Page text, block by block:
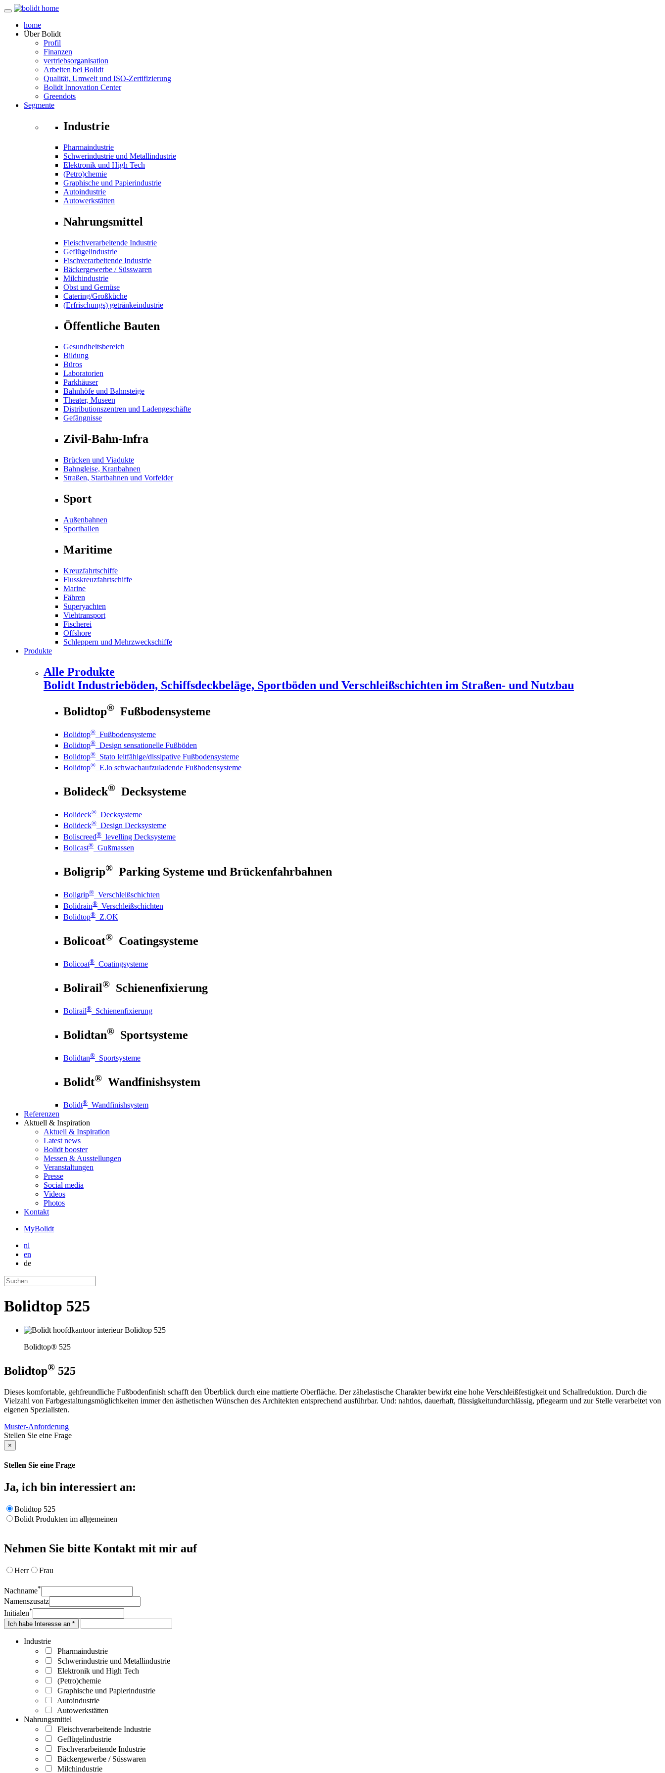
home
ÜberBolidt
Profil
Finanzen
vertriebsorganisation
Arbeiten bei Bolidt
Qualität, Umwelt und ISO-Zertifizierung
Bolidt Innovation Center
Greendots
Segmente
Industrie
Pharmaindustrie
Schwerindustrie und Metallindustrie
Elektronik und High Tech
(Petro)chemie
Graphische und Papierindustrie
Autoindustrie
Autowerkstätten
Nahrungsmittel
Fleischverarbeitende Industrie
Geflügelindustrie
Fischverarbeitende Industrie
Bäckergewerbe / Süsswaren
Milchindustrie
Obst und Gemüse
Catering/Großküche
(Erfrischungs) getränkeindustrie
Öffentliche Bauten
Gesundheitsbereich
Bildung
Büros
Laboratorien
Parkhäuser
Bahnhöfe und Bahnsteige
Theater, Museen
Distributionszentren und Ladengeschäfte
Gefängnisse
Zivil-Bahn-Infra
Brücken und Viadukte
Bahngleise, Kranbahnen
Straßen, Startbahnen und Vorfelder
Sport
Außenbahnen
Sporthallen
Maritime
Kreuzfahrtschiffe
Flusskreuzfahrtschiffe
Marine
Fähren
Superyachten
Viehtransport
Fischerei
Offshore
Schleppern und Mehrzweckschiffe
Produkte
Alle Produkte
Bolidt Industrieböden, Schiffsdeckbeläge, Sportböden und Verschleißschichten im Straßen- und Nutzbau
Bolidtop® Fußbodensysteme
Bolidtop® Fußbodensysteme
Bolidtop® Design sensationelle Fußböden
Bolidtop® Stato leitfähige/dissipative Fußbodensysteme
Bolidtop® E.lo schwachaufzuladende Fußbodensysteme
Bolideck® Decksysteme
Bolideck® Decksysteme
Bolideck® Design Decksysteme
Boliscreed® levelling Decksysteme
Bolicast® Gußmassen
Boligrip® Parking Systeme und Brückenfahrbahnen
Boligrip® Verschleißschichten
Bolidrain® Verschleißschichten
Bolidtop® Z.OK
Bolicoat® Coatingsysteme
Bolicoat® Coatingsysteme
Bolirail® Schienenfixierung
Bolirail® Schienenfixierung
Bolidtan® Sportsysteme
Bolidtan® Sportsysteme
Bolidt® Wandfinishsystem
Bolidt® Wandfinishsystem
Referenzen
Aktuell & Inspiration
Aktuell & Inspiration
Latest news
Bolidt booster
Messen & Ausstellungen
Veranstaltungen
Presse
Social media
Videos
Photos
Kontakt
MyBolidt
nl
en
de
Bolidtop 525
Bolidtop® 525
Bolidtop® 525
Dieses komfortable, gehfreundliche Fußbodenfinish schafft den Überblick durch eine mattierte Oberfläche. Der zähelastische Charakter bewirkt eine hohe Verschleißfestigkeit und Schallreduktion. Durch die
Vielzahl von Farbgestaltungsmöglichkeiten immer den ästhetischen Wünschen des Architekten entsprechend ausführbar. Und: nahtlos, dauerhaft, flüssigkeitundurchlässig, pflegearm und zur Stelle verarbeitet von
eigenen Spezialisten.
Muster-Anforderung
Stellen Sie eine Frage
×
Stellen Sie eine Frage
Ja, ich bin interessiert an:
Bolidtop 525
Bolidt Produkten im allgemeinen
Nehmen Sie bitte Kontakt mit mir auf
Herr Frau
Nachname*
Namenszusatz
Initialen*
Ich habe Interesse an *
Industrie
Pharmaindustrie
Schwerindustrie und Metallindustrie
Elektronik und High Tech
(Petro)chemie
Graphische und Papierindustrie
Autoindustrie
Autowerkstätten
Nahrungsmittel
Fleischverarbeitende Industrie
Geflügelindustrie
Fischverarbeitende Industrie
Bäckergewerbe / Süsswaren
Milchindustrie